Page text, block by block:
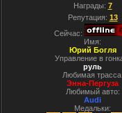
Награды: 7
Репутация: 13
Сейчас:
Имя:
Юрий Богля
Управление в
руль
Любимая трасса:
Энна-Пергуза
Любимый авто:
Audi
Медальки: